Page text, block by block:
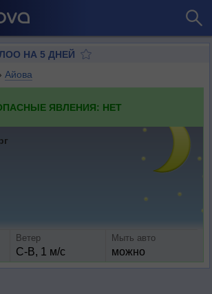
НА 5 ДНЕЙ
› Айова
ЯВЛЕНИЯ: НЕТ
Ветер
С-В, 1 м/с
Мыть авто
можно